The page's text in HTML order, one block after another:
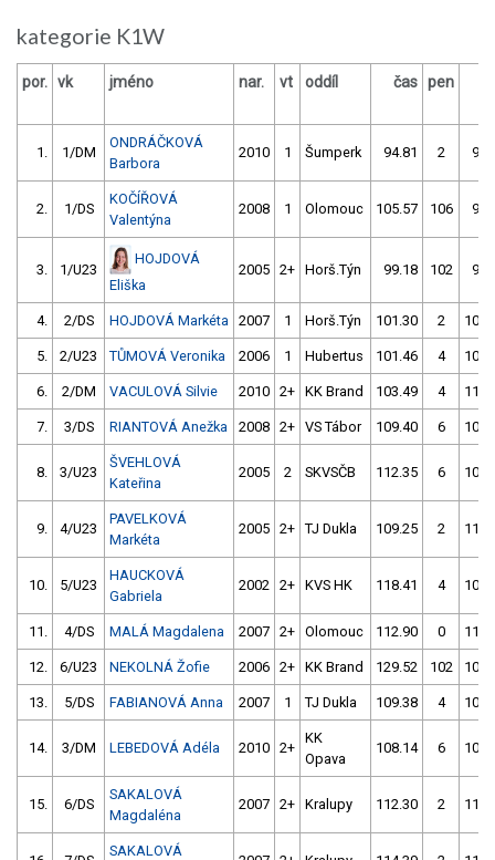
kategorie K1W
por. vk jméno nar. vt oddíl čas pen
1. 1/DM
ONDRÁČKOVÁ
Barbora
2010 1 Šumperk 94.81 2
2. 1/DS
KOČÍŘOVÁ
Valentýna
2008 1 Olomouc 105.57 106
3. 1/U23
HOJDOVÁ
Eliška
2005 2+ Horš.Týn 99.18 102
4. 2/DS HOJDOVÁ Markéta 2007 1 Horš.Týn 101.30 2
5. 2/U23 TŮMOVÁ Veronika 2006 1 Hubertus 101.46 4
6. 2/DM VACULOVÁ Silvie 2010 2+ KK Brand 103.49 4
7. 3/DS RIANTOVÁ Anežka 2008 2+ VS Tábor 109.40 6
8. 3/U23
ŠVEHLOVÁ
Kateřina
2005 2 SKVSČB 112.35 6
9. 4/U23
PAVELKOVÁ
Markéta
2005 2+ TJ Dukla 109.25 2
10. 5/U23
HAUCKOVÁ
Gabriela
2002 2+ KVS HK 118.41 4
11. 4/DS MALÁ Magdalena 2007 2+ Olomouc 112.90 0
12. 6/U23 NEKOLNÁ Žofie 2006 2+ KK Brand 129.52 102
13. 5/DS FABIANOVÁ Anna 2007 1 TJ Dukla 109.38 4
14. 3/DM LEBEDOVÁ Adéla 2010 2+
KK
Opava
108.14 6
15. 6/DS
SAKALOVÁ
Magdaléna
2007 2+ Kralupy 112.30 2
SAKALOVÁ